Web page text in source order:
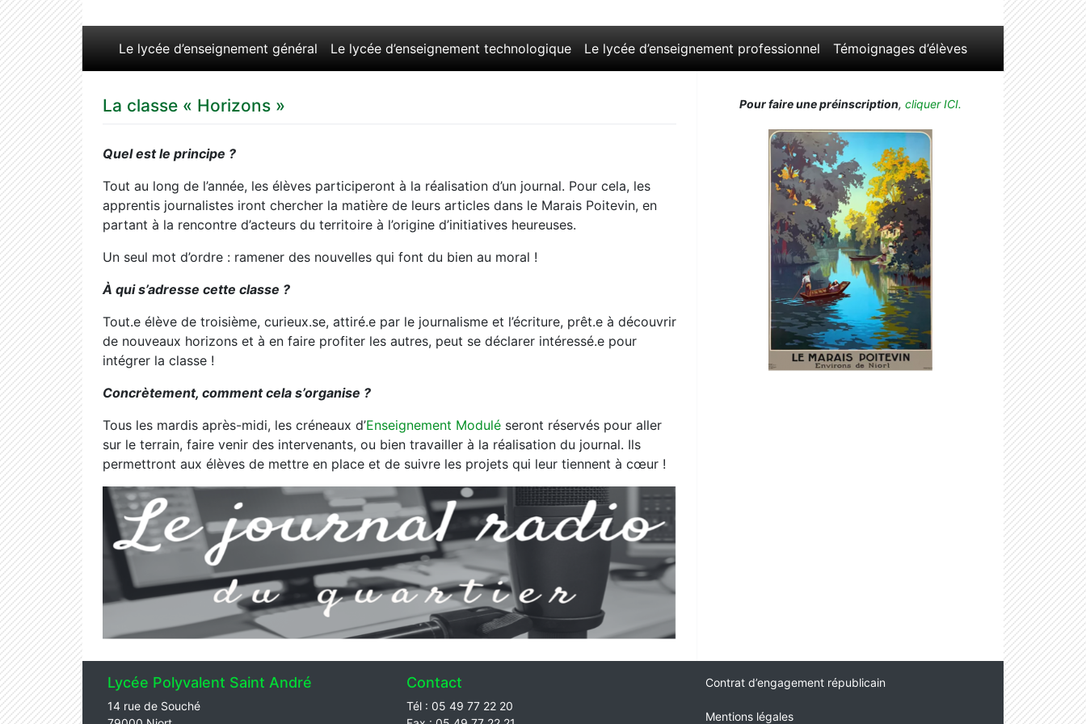
Le lycée d’enseignement général Le lycée d’enseignement technologique Le lycée d’enseignement professionnel Témoignages d’élèves
La classe « Horizons »
Quel est le principe ?
Tout au long de l’année, les élèves participeront à la réalisation d’un journal. Pour cela, les
apprentis journalistes iront chercher la matière de leurs articles dans le Marais Poitevin, en
partant à la rencontre d’acteurs du territoire à l’origine d’initiatives heureuses.
Un seul mot d’ordre : ramener des nouvelles qui font du bien au moral !
À qui s’adresse cette classe ?
Tout.e élève de troisième, curieux.se, attiré.e par le journalisme et l’écriture, prêt.e à découvrir
de nouveaux horizons et à en faire profiter les autres, peut se déclarer intéressé.e pour
intégrer la classe !
Concrètement, comment cela s’organise ?
Tous les mardis après-midi, les créneaux d’Enseignement Modulé seront réservés pour aller
sur le terrain, faire venir des intervenants, ou bien travailler à la réalisation du journal. Ils
permettront aux élèves de mettre en place et de suivre les projets qui leur tiennent à cœur !
Pour faire une préinscription, cliquer ICI.
Lycée Polyvalent Saint André
14 rue de Souché
Contact
Tél : 05 49 77 22 20
Contrat d’engagement républicain
Mentions légales